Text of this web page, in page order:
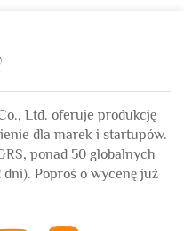
Ltd. oferuje produkcję
dla marek i startupów.
ponad 50 globalnych
Poproś o wycenę już